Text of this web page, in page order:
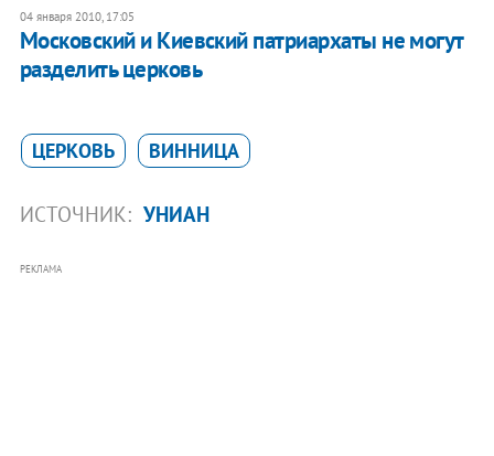
04 января 2010, 17:05
Московский и Киевский патриархаты не могут
разделить церковь
ЦЕРКОВЬ ВИННИЦА
ИСТОЧНИК: УНИАН
РЕКЛАМА